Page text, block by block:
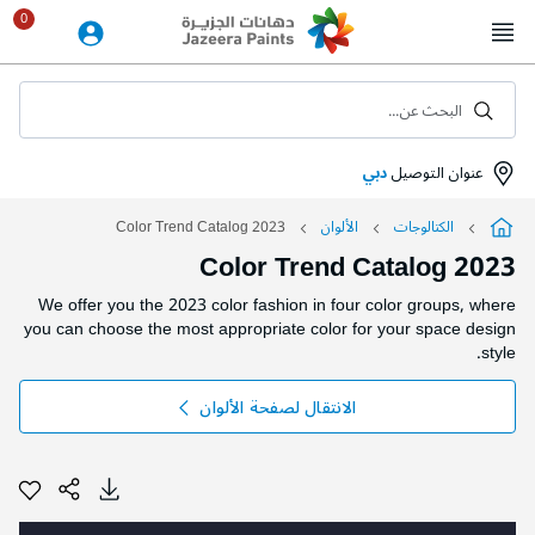
to
Content
عنوان التوصيلدبي
البحث عن...
الكتالوجات الألوان 2023 Color Trend Catalog
2023 Color Trend Catalog
We offer you the 2023 color fashion in four color groups, where
you can choose the most appropriate color for your space design
style.
الانتقال لصفحة الألوان